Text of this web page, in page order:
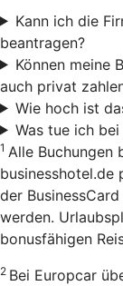
Kann ich die
beantragen?
Können meine
auch privat
Wie hoch ist
Was tue ich
1 Alle Buchungen
businesshotel.de
der
werden.
bonusfähigen
2 Bei Europcar